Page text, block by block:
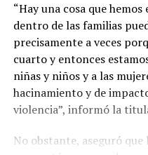
“Hay una cosa que
dentro de las familias
precisamente a veces
cuarto y entonces
niñas y niños y a las
hacinamiento y de
violencia”, informó la
No obstante, aseguró